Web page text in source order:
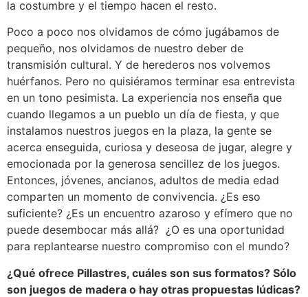
la costumbre y el tiempo hacen el resto.
Poco a poco nos olvidamos de cómo jugábamos de
pequeño, nos olvidamos de nuestro deber de
transmisión cultural. Y de herederos nos volvemos
huérfanos. Pero no quisiéramos terminar esa entrevista
en un tono pesimista. La experiencia nos enseña que
cuando llegamos a un pueblo un día de fiesta, y que
instalamos nuestros juegos en la plaza, la gente se
acerca enseguida, curiosa y deseosa de jugar, alegre y
emocionada por la generosa sencillez de los juegos.
Entonces, jóvenes, ancianos, adultos de media edad
comparten un momento de convivencia. ¿Es eso
suficiente? ¿Es un encuentro azaroso y efímero que no
puede desembocar más allá? ¿O es una oportunidad
para replantearse nuestro compromiso con el mundo?
¿Qué ofrece Pillastres, cuáles son sus formatos? Sólo
son juegos de madera o hay otras propuestas lúdicas?